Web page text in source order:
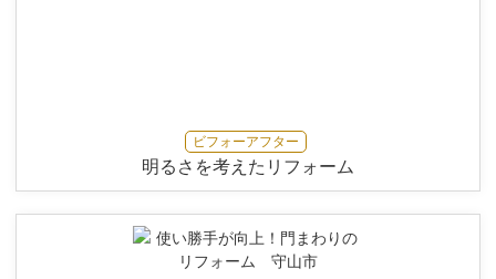
ビフォーアフター
明るさを考えたリフォーム